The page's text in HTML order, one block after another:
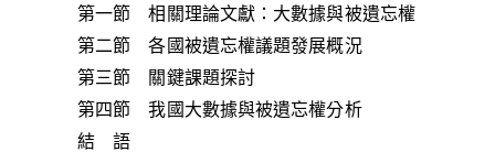
第一節 相關理論文獻：大數據與被遺忘權
第二節 各國被遺忘權議題發展概況
第三節 關鍵課題探討
第四節 我國大數據與被遺忘權分析
結 語